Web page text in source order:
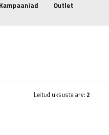
Kampaaniad Outlet
Leitud üksuste arv: 2